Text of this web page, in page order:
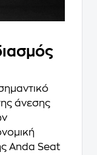
άνεσης
Anda Seat